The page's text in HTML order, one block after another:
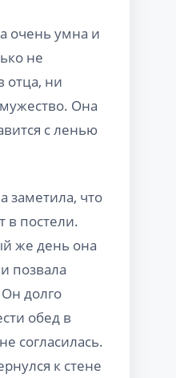
очень умна и
не
отца, ни
Она
с ленью
заметила, что
в постели.
же день она
позвала
долго
обед в
согласилась.
к стене